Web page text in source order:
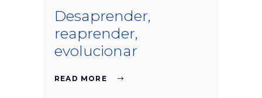
Desaprender,
reaprender,
evolucionar
READ MORE